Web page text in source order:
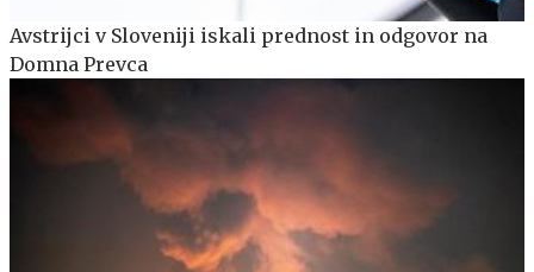
Avstrijci v Sloveniji iskali prednost in odgovor na
Domna Prevca